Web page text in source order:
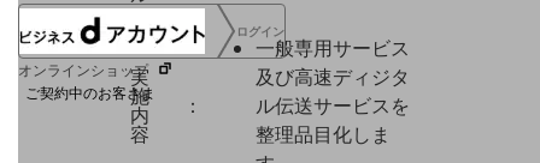
ログイン
オンラインショップ
ご契約中のお客さま
実
施
内
容
：
一般専用サービス
及び高速ディジタ
ル伝送サービスを
整理品目化しま